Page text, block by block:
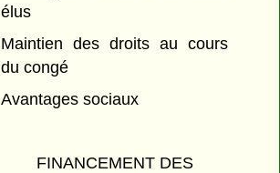
élus
Maintien des droits au cours
du congé
Avantages sociaux
FINANCEMENT DES